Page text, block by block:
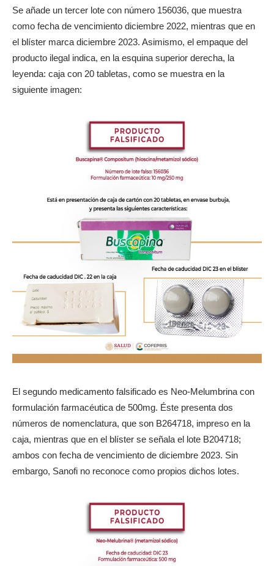
Se añade un tercer lote con número 156036, que muestra
como fecha de vencimiento diciembre 2022, mientras que en
el blíster marca diciembre 2023. Asimismo, el empaque del
producto ilegal indica, en la esquina superior derecha, la
leyenda: caja con 20 tabletas, como se muestra en la
siguiente imagen:
El segundo medicamento falsificado es Neo-Melumbrina con
formulación farmacéutica de 500mg. Éste presenta dos
números de nomenclatura, que son B264718, impreso en la
caja, mientras que en el blíster se señala el lote B204718;
ambos con fecha de vencimiento de diciembre 2023. Sin
embargo, Sanofi no reconoce como propios dichos lotes.